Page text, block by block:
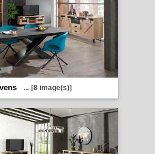
... [8 image(s)]